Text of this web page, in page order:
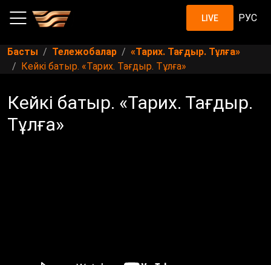
LIVE РУС
Басты Тележобалар
«Тарих. Тағдыр. Тұлға»
Кейкі батыр. «Тарих. Тағдыр. Тұлға»
Кейкі батыр. «Тарих. Тағдыр.
Тұлға»